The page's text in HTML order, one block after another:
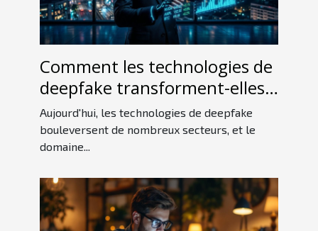
Comment les technologies de
deepfake transforment-elles
le secteur financier ?
Aujourd'hui, les technologies de deepfake
bouleversent de nombreux secteurs, et le
domaine...